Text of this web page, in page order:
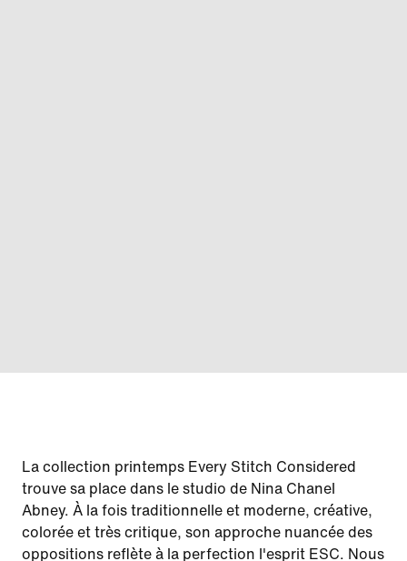
La collection printemps Every Stitch Considered
trouve sa place dans le studio de Nina Chanel
Abney. À la fois traditionnelle et moderne, créative,
colorée et très critique, son approche nuancée des
oppositions reflète à la perfection l'esprit ESC. Nous